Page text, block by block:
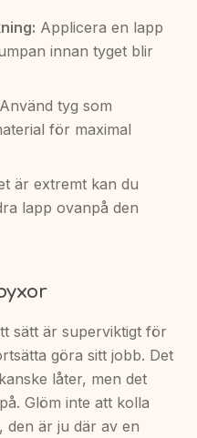
Applicera en lapp
innan tyget blir
Använd tyg som
för maximal
är extremt kan du
lapp ovanpå den
sätt är superviktigt för
göra sitt jobb. Det
låter, men det
Glöm inte att kolla
den är ju där av en